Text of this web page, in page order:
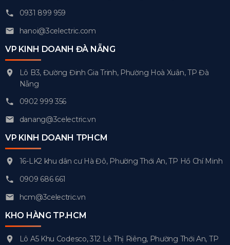
0931 899 959
hanoi@3celectric.com
VP KINH DOANH ĐÀ NẴNG
Lô B3, Đường Đinh Gia Trinh, Phường Hoà Xuân, TP Đà
Nẵng
0902 999 356
danang@3celectric.vn
VP KINH DOANH TPHCM
16-LK2 khu dân cư Hà Đô, Phường Thới An, TP Hồ Chí Minh
0909 686 661
hcm@3celectric.vn
KHO HÀNG TP.HCM
Lô A5 Khu Codesco, 312 Lê Thị Riêng, Phường Thới An, TP